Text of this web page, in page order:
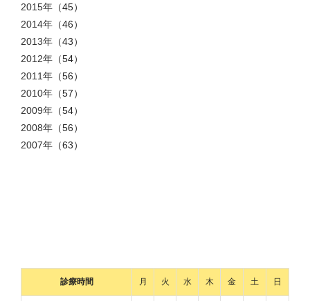
2015年 （45）
2014年 （46）
2013年 （43）
2012年 （54）
2011年 （56）
2010年 （57）
2009年 （54）
2008年 （56）
2007年 （63）
診療時間 月 火 水 木 金 土 日